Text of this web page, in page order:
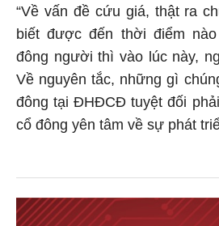
“Về vấn đề cứu giá, thật ra
biết được đến thời điểm
đông người thì vào lúc này,
Về nguyên tắc, những gì
đông tại ĐHĐCĐ tuyệt đối
cổ đông yên tâm về sự phát